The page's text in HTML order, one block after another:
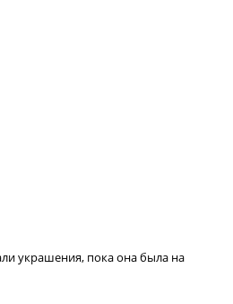
украшения, пока она была на